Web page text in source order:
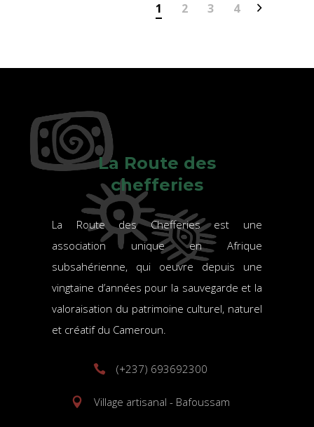
1 2 3 4
La Route des
chefferies
La Route des Chefferies est une
association unique en Afrique
subsahérienne, qui oeuvre depuis une
vingtaine d’années pour la sauvegarde et la
valoraisation du patrimoine culturel, naturel
et créatif du Cameroun.
(+237) 693692300
Village artisanal - Bafoussam